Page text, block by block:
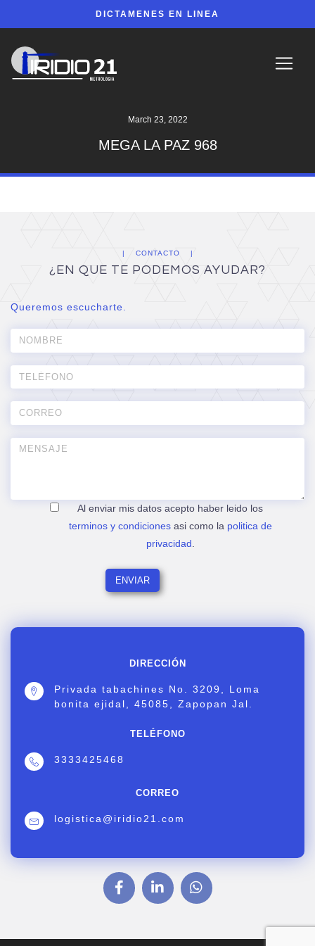
DICTAMENES EN LINEA
March 23, 2022
MEGA LA PAZ 968
DIRECCIÓN
Privada tabachines No. 3209, Loma
bonita ejidal, 45085, Zapopan Jal.
TELÉFONO
3333425468
CORREO
logistica@iridio21.com
CONTACTO
¿EN QUE TE PODEMOS AYUDAR?
Queremos escucharte.
Al enviar mis datos acepto haber leido los
terminos y condicionesasi como la politica de
privacidad